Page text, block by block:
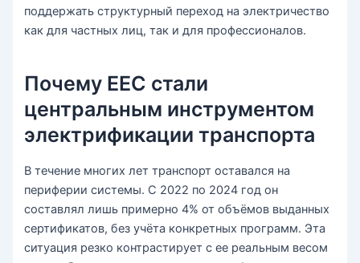
поддержать структурный переход на электричество
как для частных лиц, так и для профессионалов.
Почему EEC ​​стали
центральным инструментом
электрификации транспорта
В течение многих лет транспорт оставался на
периферии системы. С 2022 по 2024 год он
составлял лишь примерно 4% от объёмов выданных
сертификатов, без учёта конкретных программ. Эта
ситуация резко контрастирует с ее реальным весом